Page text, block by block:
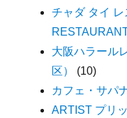
チャダ タイ
大阪ハラール
区）
(10)
カフェ・サパ
ARTIST プリ